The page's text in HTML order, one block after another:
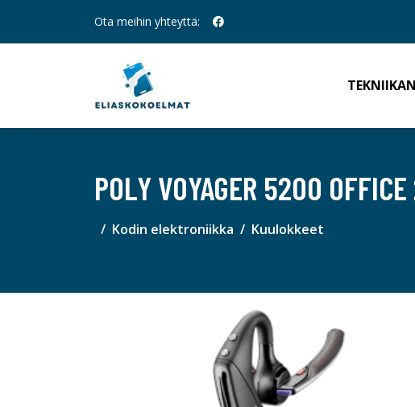
Ota meihin yhteyttä:
POLY VOYAGER 5200 OFFICE
Kodin elektroniikka Kuulokkeet